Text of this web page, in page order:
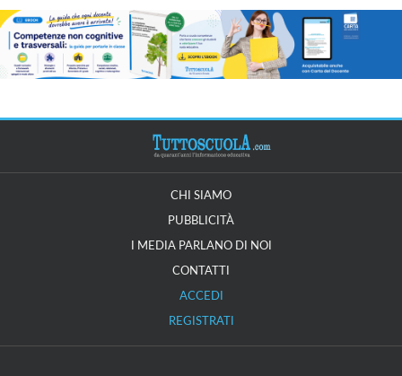
CHI SIAMO
PUBBLICITÀ
I MEDIA PARLANO DI NOI
CONTATTI
ACCEDI
REGISTRATI